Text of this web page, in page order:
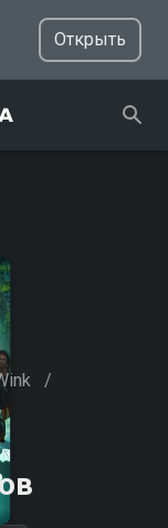
Открыть
/